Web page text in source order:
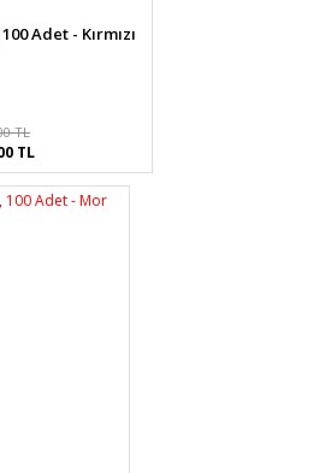
Adet - Kırmızı
TL
TL